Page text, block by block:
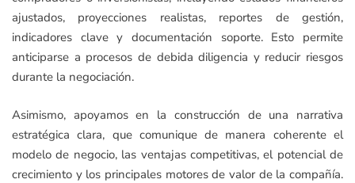
ajustados, proyecciones realistas, reportes de gestión,
indicadores clave y documentación soporte. Esto permite
anticiparse a procesos de debida diligencia y reducir riesgos
durante la negociación.
Asimismo, apoyamos en la construcción de una narrativa
estratégica clara, que comunique de manera coherente el
modelo de negocio, las ventajas competitivas, el potencial de
crecimiento y los principales motores de valor de la compañía.